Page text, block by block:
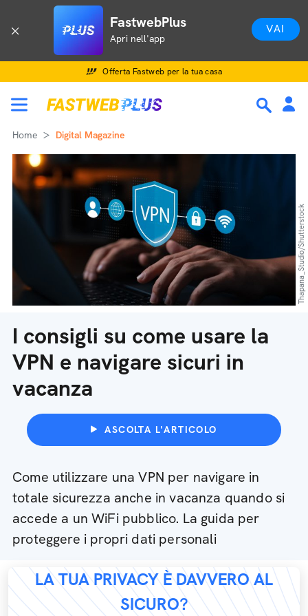
FastwebPlus
Apri nell'app
VAI
Offerta Fastweb per la tua casa
Home Digital Magazine
I consigli su come usare la
VPN e navigare sicuri in
vacanza
ASCOLTA L'ARTICOLO
Come utilizzare una VPN per navigare in
totale sicurezza anche in vacanza quando si
accede a un WiFi pubblico. La guida per
proteggere i propri dati personali
Thapana_Studio/Shutterstock
LA TUA PRIVACY È DAVVERO AL
SICURO?